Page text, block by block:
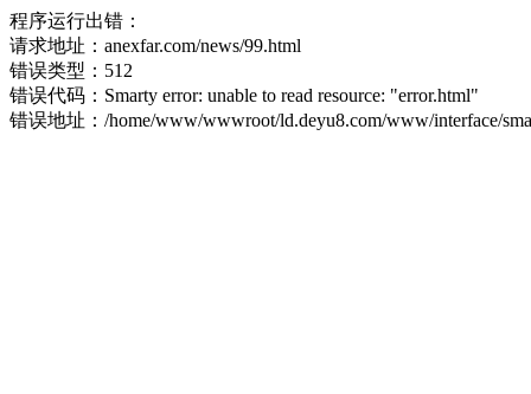
程序运行出错：
请求地址：anexfar.com/news/99.html
错误类型：512
错误代码：Smarty error: unable to read resource: "error.html"
错误地址：/home/www/wwwroot/ld.deyu8.com/www/interface/